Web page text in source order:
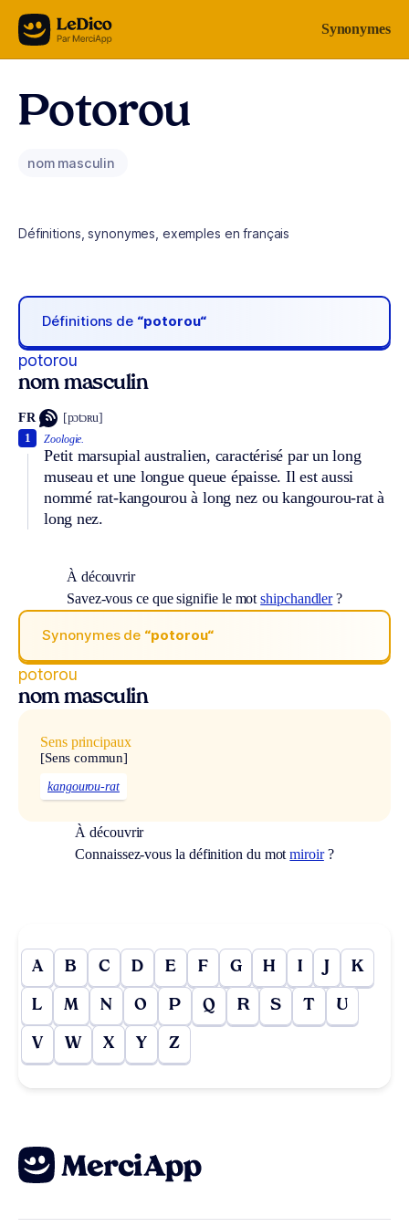
Aller au contenu Synonymes
Potorou
nom masculin
Définitions, synonymes, exemples en français
Définitions de “potorou“
potorou
nom masculin
FR [pɔtɔʀu]
Zoologie.
Petit marsupial australien, caractérisé par un long
museau et une longue queue épaisse. Il est aussi
nommé rat-kangourou à long nez ou kangourou-rat à
long nez.
1
À découvrir
Savez-vous ce que signifie le motshipchandler?
Synonymes de “potorou“
potorou
nom masculin
Sens principaux
[Sens commun]
kangourou-rat
À découvrir
Connaissez-vous la définition du motmiroir?
A B C D E F G H I J K
L M N O P Q R S T U
V W X Y Z